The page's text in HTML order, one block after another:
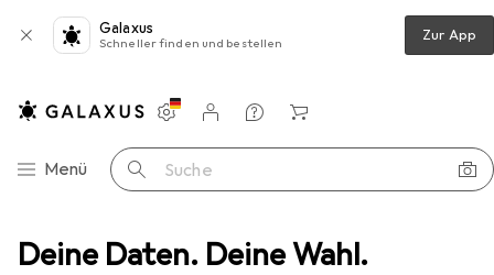
Deine Daten. Deine Wahl.
Galaxus
Schneller finden und bestellen Zur App
Navigation nach Kategorien
Menü Suche
Einstellungen
Kundenkonto
Vergleichslisten
Merklisten
Warenkorb
Sicherheitsschuhe Albatros Lift Blue Impulse